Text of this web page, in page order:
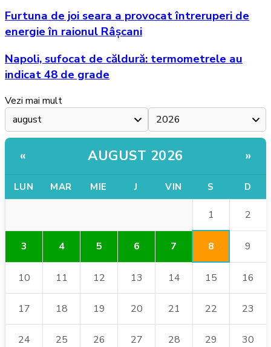
Furtuna de joi seara a provocat întreruperi de
energie în raionul Râșcani
Napoli, sufocat de căldură: termometrele au
indicat 48 de grade
Vezi mai mult
« AUGUST 2026 »
LUN MAR MIE J VIN S D
1 2
3 4 5 6 7 8 9
10 11 12 13 14 15 16
17 18 19 20 21 22 23
24 25 26 27 28 29 30